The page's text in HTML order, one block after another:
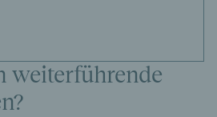
weiterführende